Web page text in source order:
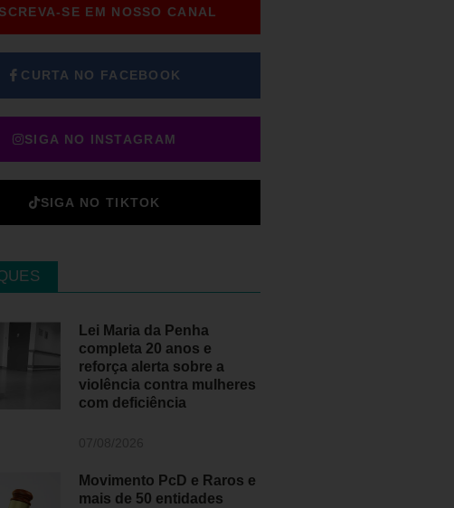
SE EM NOSSO CANAL
CURTA NO FACEBOOK
SIGA NO INSTAGRAM
SIGA NO TIKTOK
Lei Maria da Penha
completa 20 anos e
reforça alerta sobre a
violência contra mulheres
com deficiência
Movimento PcD e Raros e
mais de 50 entidades